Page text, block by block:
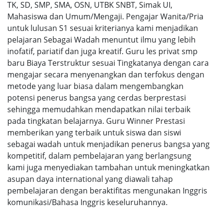
TK, SD, SMP, SMA, OSN, UTBK SNBT, Simak UI,
Mahasiswa dan Umum/Mengaji. Pengajar Wanita/Pria
untuk lulusan S1 sesuai kriterianya kami menjadikan
pelajaran Sebagai Wadah menuntut ilmu yang lebih
inofatif, pariatif dan juga kreatif. Guru les privat smp
baru Biaya Terstruktur sesuai Tingkatanya dengan cara
mengajar secara menyenangkan dan terfokus dengan
metode yang luar biasa dalam mengembangkan
potensi penerus bangsa yang cerdas berprestasi
sehingga memudahkan mendapatkan nilai terbaik
pada tingkatan belajarnya. Guru Winner Prestasi
memberikan yang terbaik untuk siswa dan siswi
sebagai wadah untuk menjadikan penerus bangsa yang
kompetitif, dalam pembelajaran yang berlangsung
kami juga menyediakan tambahan untuk meningkatkan
asupan daya international yang diawali tahap
pembelajaran dengan beraktifitas mengunakan Inggris
komunikasi/Bahasa Inggris keseluruhannya.